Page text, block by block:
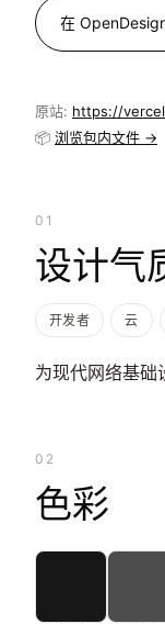
在
原站: https://
📦 浏览包内文件 →
01
设计气
开发者 云
为现代网络基础
02
色彩